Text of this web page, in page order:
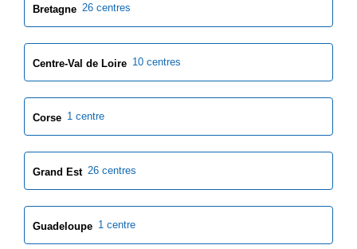
Bretagne 26 centres
Centre-Val de Loire 10 centres
Corse 1 centre
Grand Est 26 centres
Guadeloupe 1 centre